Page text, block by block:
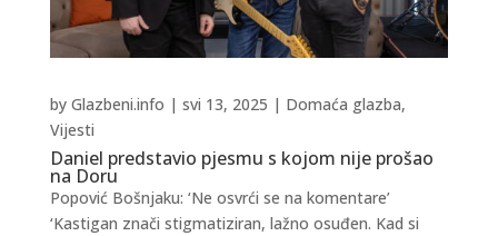
Daniel predstavio pjesmu s kojom nije prošao
na Doru
by Glazbeni.info | svi 13, 2025 | Domaća glazba,
Vijesti
Popović Bošnjaku: ‘Ne osvrći se na komentare’
‘Kastigan znači stigmatiziran, lažno osuđen. Kad si